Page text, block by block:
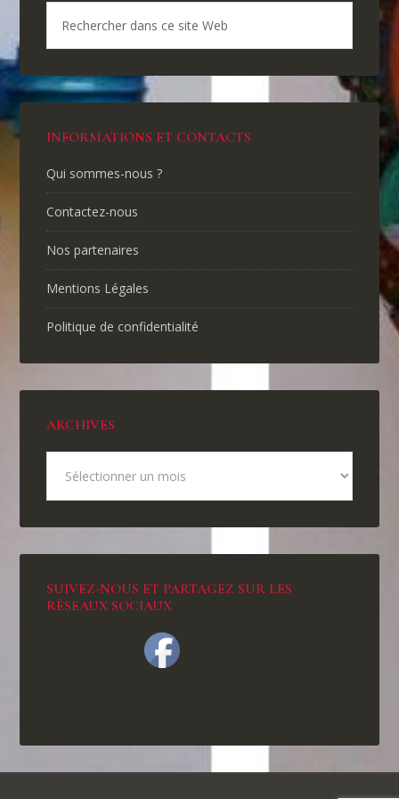
INFORMATIONS ET CONTACTS
Qui sommes-nous ?
Contactez-nous
Nos partenaires
Mentions Légales
Politique de confidentialité
ARCHIVES
SUIVEZ-NOUS ET PARTAGEZ SUR LES
RÉSEAUX SOCIAUX